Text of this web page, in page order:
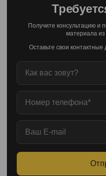
Получите консультацию и
материала из
Оставьте свои